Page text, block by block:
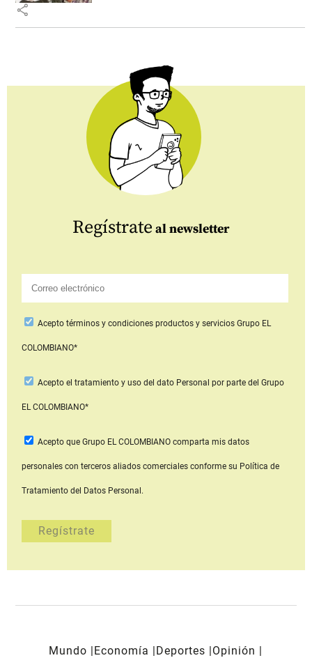
share
Regístrate al newsletter
Aceptotérminos y condiciones productos y serviciosGrupo EL
COLOMBIANO*
Acepto el tratamiento y uso del dato Personal por parte del Grupo
EL COLOMBIANO*
Acepto que Grupo EL COLOMBIANOcomparta mis datos
personales con terceros aliados comerciales conforme su Política de
Tratamiento del Datos Personal.
Mundo Economía Deportes
Opinión